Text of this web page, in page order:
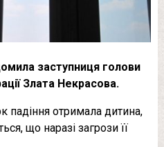
заступниця голови
Злата Некрасова.
падіння отримала дитина,
що наразі загрози її